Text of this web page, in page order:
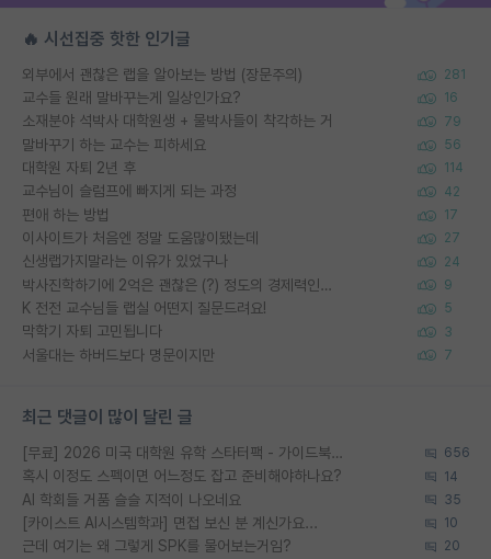
🔥 시선집중 핫한 인기글
외부에서 괜찮은 랩을 알아보는 방법 (장문주의) 281
교수들 원래 말바꾸는게 일상인가요? 16
소재분야 석박사 대학원생 + 물박사들이 착각하는 거 79
말바꾸기 하는 교수는 피하세요 56
대학원 자퇴 2년 후 114
교수님이 슬럼프에 빠지게 되는 과정 42
편애 하는 방법 17
이사이트가 처음엔 정말 도움많이됐는데 27
신생랩가지말라는 이유가 있었구나 24
박사진학하기에 2억은 괜찮은 (?) 정도의 경제력인가요 9
K 전전 교수님들 랩실 어떤지 질문드려요! 5
막학기 자퇴 고민됩니다 3
서울대는 하버드보다 명문이지만 7
최근 댓글이 많이 달린 글
[무료] 2026 미국 대학원 유학 스타터팩 - 가이드북 & 합격자 컨택메일 템플릿 656
혹시 이정도 스펙이면 어느정도 잡고 준비해야하나요? 14
AI 학회들 거품 슬슬 지적이 나오네요 35
[카이스트 AI시스템학과] 면접 보신 분 계신가요... 10
근데 여기는 왜 그렇게 SPK를 물어보는거임? 20